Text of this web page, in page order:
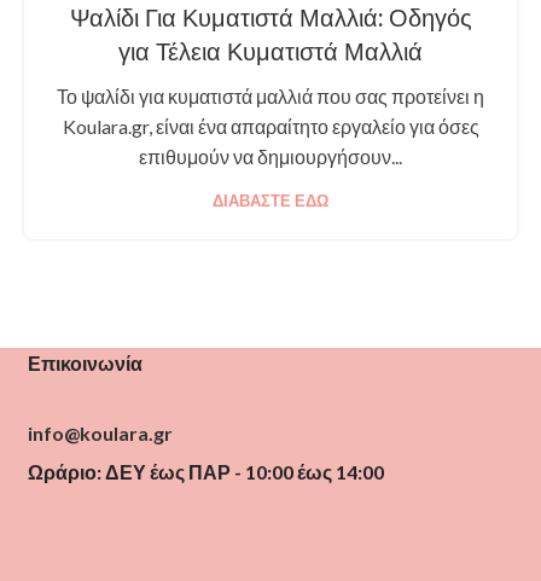
Ψαλίδι Για Κυματιστά Μαλλιά: Οδηγός
για Τέλεια Κυματιστά Μαλλιά
Το ψαλίδι για κυματιστά μαλλιά που σας προτείνει η
Koulara.gr, είναι ένα απαραίτητο εργαλείο για όσες
επιθυμούν να δημιουργήσουν...
ΔΙΑΒΆΣΤΕ ΕΔΏ
Επικοινωνία
info@koulara.gr
Ωράριο: ΔΕΥ έως ΠΑΡ - 10:00 έως 14:00